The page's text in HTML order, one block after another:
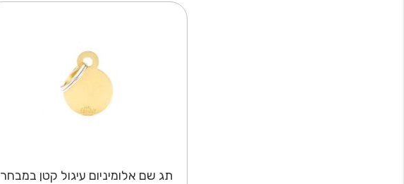
תג שם אלומיניום עיגול קטן במבחר